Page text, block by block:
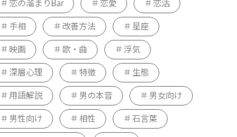
恋の溜まりBar 恋愛 恋活
手相 改善方法 星座
映画 歌・曲 浮気
深層心理 特徴 生態
用語解説 男の本音 男女向け
男性向け 相性 石言葉